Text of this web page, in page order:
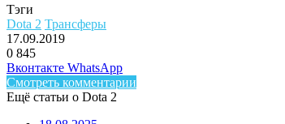
Тэги
Dota 2 Трансферы
17.09.2019
0 845
Facebook
Twitter
LinkedIn
Вконтакте WhatsAppTelegram
Смотреть комментарии
Ещё статьи о Dota 2